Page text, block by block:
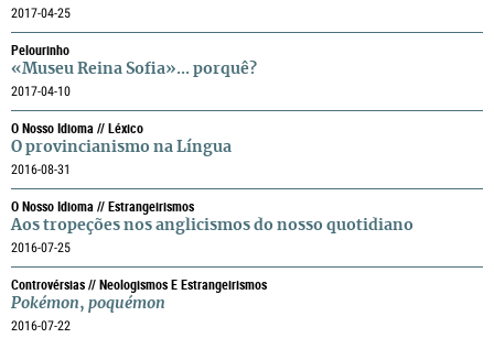
2017-04-25
Pelourinho
«Museu Reina Sofia»... porquê?
2017-04-10
O Nosso Idioma // Léxico
O provincianismo na Língua
2016-08-31
O Nosso Idioma // Estrangeirismos
Aos tropeções nos anglicismos do nosso quotidiano
2016-07-25
Controvérsias // Neologismos E Estrangeirismos
Pokémon, poquémon
2016-07-22